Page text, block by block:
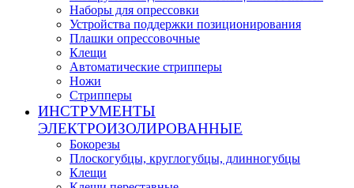
Наборы для опрессовки
Устройства поддержки позиционирования
Плашки опрессовочные
Клещи
Автоматические стрипперы
Ножи
Стрипперы
ИНСТРУМЕНТЫ
ЭЛЕКТРОИЗОЛИРОВАННЫЕ
Бокорезы
Плоскогубцы, круглогубцы, длинногубцы
Клещи